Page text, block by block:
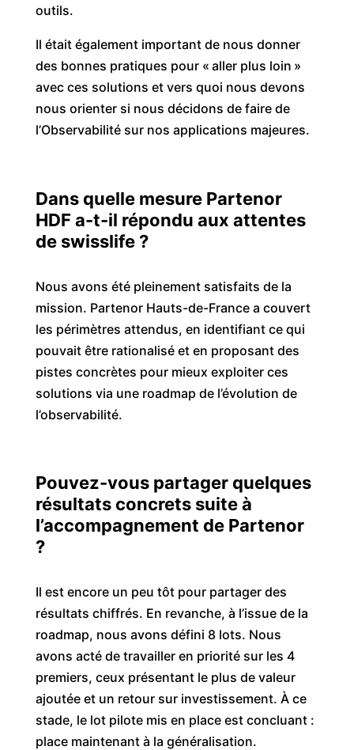
outils.
Il était également important de nous donner
des bonnes pratiques pour « aller plus loin »
avec ces solutions et vers quoi nous devons
nous orienter si nous décidons de faire de
l’Observabilité sur nos applications majeures.
Dans quelle mesure Partenor
HDF a-t-il répondu aux attentes
de swisslife ?
Nous avons été pleinement satisfaits de la
mission. Partenor Hauts-de-France a couvert
les périmètres attendus, en identifiant ce qui
pouvait être rationalisé et en proposant des
pistes concrètes pour mieux exploiter ces
solutions via une roadmap de l’évolution de
l’observabilité.
Pouvez-vous partager quelques
résultats concrets suite à
l’accompagnement de Partenor
?
Il est encore un peu tôt pour partager des
résultats chiffrés. En revanche, à l’issue de la
roadmap, nous avons défini 8 lots. Nous
avons acté de travailler en priorité sur les 4
premiers, ceux présentant le plus de valeur
ajoutée et un retour sur investissement. À ce
stade, le lot pilote mis en place est concluant :
place maintenant à la généralisation.